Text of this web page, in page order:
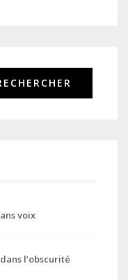
voix
l’obscurité